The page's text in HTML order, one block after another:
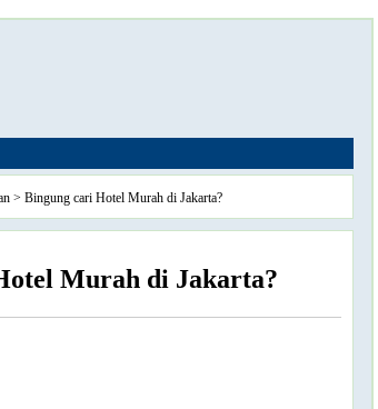
> Bingung cari Hotel Murah di Jakarta?
Murah di Jakarta?